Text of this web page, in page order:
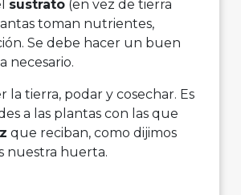
sustrato (en vez de tierra
toman nutrientes,
Se debe hacer un buen
necesario.
tierra, podar y cosechar. Es
a las plantas con las que
que reciban, como dijimos
nuestra huerta.